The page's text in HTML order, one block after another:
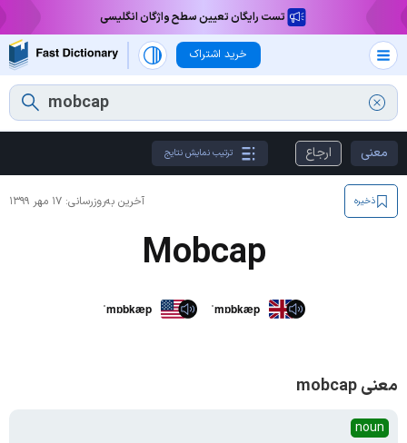
تست رایگان تعیین سطح واژگان انگلیسی
خرید اشتراک
معنی ارجاع ترتیب نمایش نتایج
آخرین به‌روزرسانی: ۱۷ مهر ۱۳۹۹ ذخیره
Mobcap
ˈmɒbkæp ˈmɒbkæp
معنی mobcap
noun